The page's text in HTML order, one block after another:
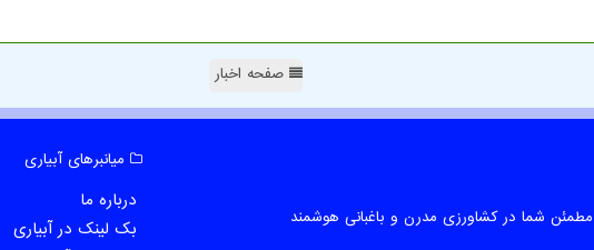
صفحه اخبار
شما در کشاورزی مدرن و باغبانی هوشمند
میانبرهای آبیاری
درباره ما
بک لینک در آبیاری